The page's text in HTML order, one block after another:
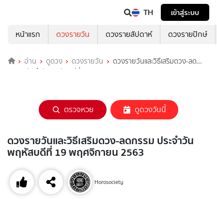
TH
เข้าสู่ระบบ
หน้าแรก
ดวงรายวัน ดวงรายสัปดาห์ ดวงรายปักษ์
อ่าน ดูดวง ดวงรายวัน
ดวงรายวันและวิธีเสริมดวง-ลด
กรรม ประจำวันพฤหัสบดีที่ 19 พฤศจิกายน 2563
ตรวจหวย ดูดวงวันนี้
ดวงรายวันและวิธีเสริมดวง-ลดกรรม ประจำวัน
พฤหัสบดีที่ 19 พฤศจิกายน 2563
Horosociety